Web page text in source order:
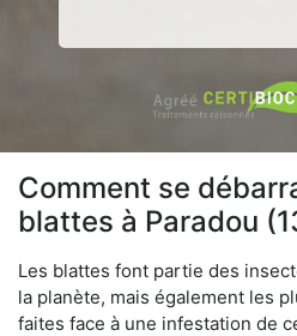
Comment se
blattes à Paradou
Les blattes font partie des
la planète, mais également les
faites face à une infestation de